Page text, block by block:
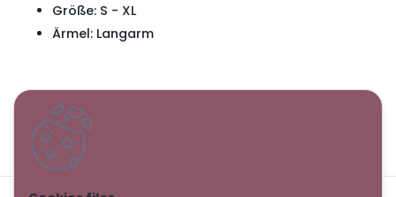
Größe: S - XL
Ärmel: Langarm